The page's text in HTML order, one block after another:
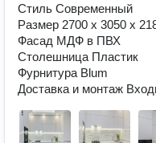
Стиль Современный
Размер 2700 x 3050 x
Фасад МДФ в ПВХ
Столешница Пластик
Фурнитура Blum
Доставка и монтаж